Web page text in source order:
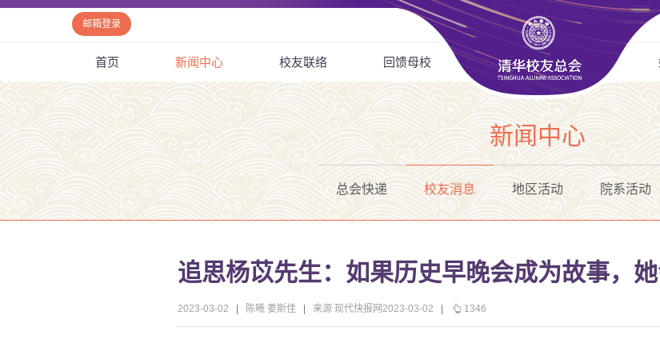
邮箱登录
首页 新闻中心 校友联络 回馈母校
新闻中心
总会快递 校友消息 地区活动 院系活动
追思杨苡先生：如果历史早晚会成为故事，
2023-03-02 陈曦 姜斯佳 来源 现代快报网2023-03-02 1346